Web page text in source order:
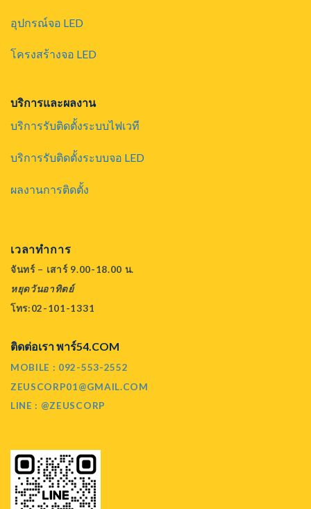
อุปกรณ์จอ LED
โครงสร้างจอ LED
บริการและผลงาน
บริการรับติดตั้งระบบไฟเวที
บริการรับติดตั้งระบบจอ LED
ผลงานการติดตั้ง
เวลาทำการ
จันทร์ – เสาร์ 9.00-18.00 น.
หยุดวันอาทิตย์
โทร:02-101-1331
ติดต่อเรา พาร์54.COM
MOBILE : 092-553-2552
ZEUSCORP01@GMAIL.COM
LINE : @ZEUSCORP